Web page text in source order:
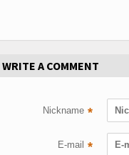
WRITE A COMMENT
Nickname *
E-mail *